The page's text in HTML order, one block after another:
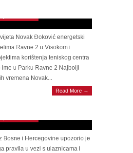
Novak Đoković energetski
Ravne 2 u Visokom i
korištenja teniskog centra
ime u Parku Ravne 2 Najbolji
vremena Novak...
Read More →
BiH – Italija? Ovo morate
Bosne i Hercegovine upozorio je
pravila u vezi s ulaznicama i